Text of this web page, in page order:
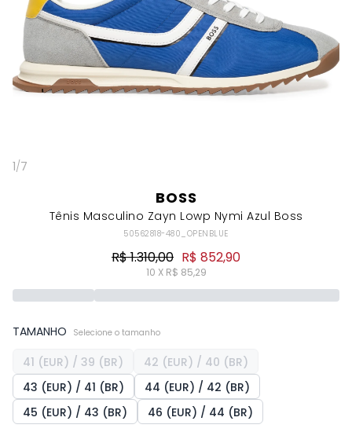
1/7
BOSS
Tênis Masculino Zayn Lowp Nymi Azul Boss
50562818-480_OPENBLUE
R$ 1.310,00 R$ 852,90
10 X R$ 85,29
TAMANHO Selecione o tamanho
41 (EUR) / 39 (BR)
42 (EUR) / 40 (BR)
43 (EUR) / 41 (BR)
44 (EUR) / 42 (BR)
45 (EUR) / 43 (BR)
46 (EUR) / 44 (BR)